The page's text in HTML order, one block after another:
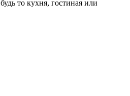
то кухня, гостиная или